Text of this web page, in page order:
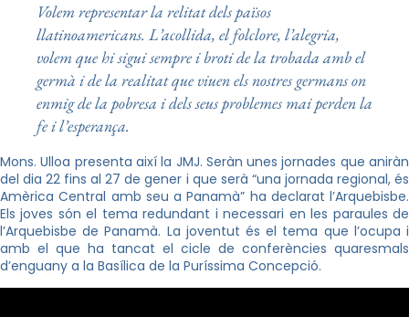
Volem representar la relitat dels països
llatinoamericans. L’acollida, el folclore, l’alegria,
volem que hi sigui sempre i broti de la trobada amb el
germà i de la realitat que viuen els nostres germans on
enmig de la pobresa i dels seus problemes mai perden la
fe i l’esperança.
Mons. Ulloa presenta així la JMJ. Seràn unes jornades que aniràn
del dia 22 fins al 27 de gener i que serà “una jornada regional, és
Amèrica Central amb seu a Panamà” ha declarat l’Arquebisbe.
Els joves són el tema redundant i necessari en les paraules de
l’Arquebisbe de Panamà. La joventut és el tema que l’ocupa i
amb el que ha tancat el cicle de conferències quaresmals
d’enguany a la Basílica de la Puríssima Concepció.